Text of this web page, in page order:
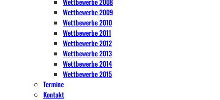
Wettbewerbe 2009
Wettbewerbe 2010
Wettbewerbe 2011
Wettbewerbe 2012
Wettbewerbe 2013
Wettbewerbe 2014
Wettbewerbe 2015
Termine
Kontakt